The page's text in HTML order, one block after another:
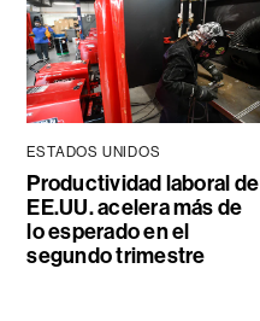
ESTADOS UNIDOS
Productividad laboral de
EE.UU. acelera más de
lo esperado en el
segundo trimestre